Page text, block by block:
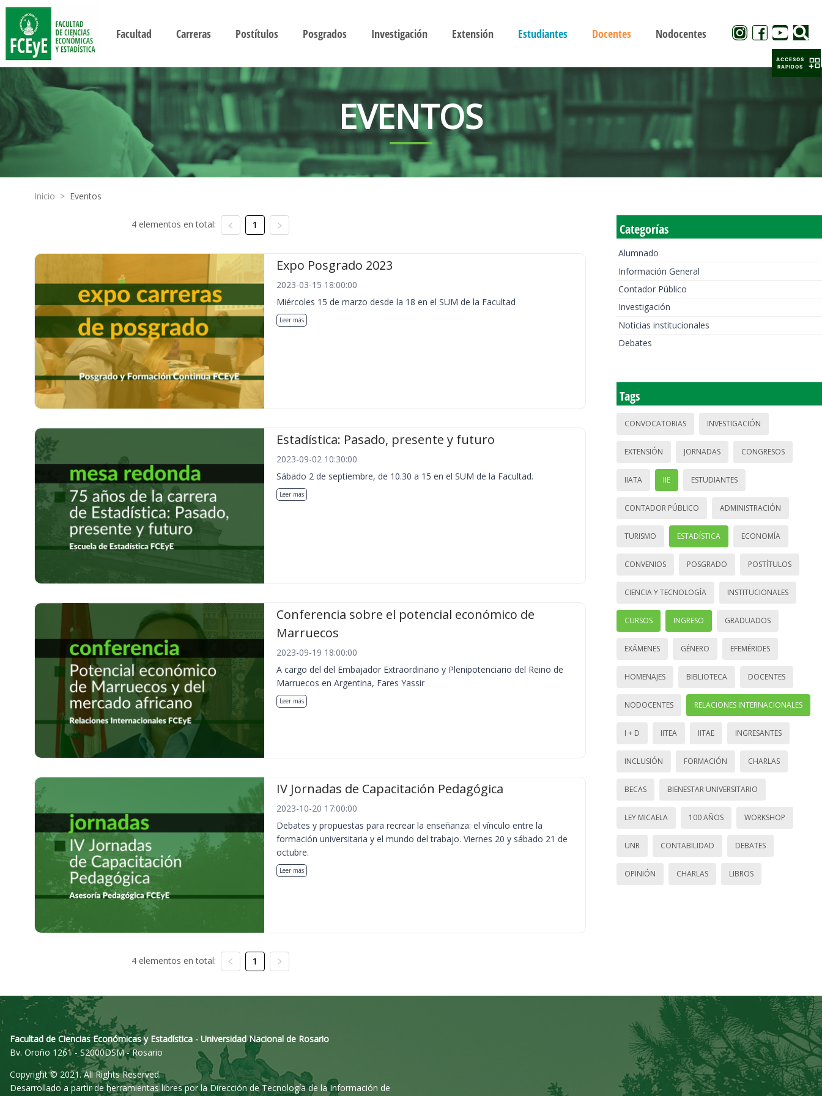
Facultad Carreras Postítulos Posgrados Investigación Extensión Estudiantes Docentes Nodocentes
EVENTOS
Inicio > Eventos
4 elementos en total: 1
Expo Posgrado 2023
2023-03-15 18:00:00
Miércoles 15 de marzo desde la 18 en el SUM de la Facultad
Leer más
Estadística: Pasado, presente y futuro
2023-09-02 10:30:00
Sábado 2 de septiembre, de 10.30 a 15 en el SUM de la Facultad.
Leer más
Conferencia sobre el potencial económico de
Marruecos
2023-09-19 18:00:00
A cargo del del Embajador Extraordinario y Plenipotenciario del Reino de
Marruecos en Argentina, Fares Yassir
Leer más
IV Jornadas de Capacitación Pedagógica
2023-10-20 17:00:00
Debates y propuestas para recrear la enseñanza: el vínculo entre la
formación universitaria y el mundo del trabajo. Viernes 20 y sábado 21 de
octubre.
Leer más
4 elementos en total: 1
Categorías
Alumnado
Información General
Contador Público
Investigación
Noticias institucionales
Debates
Tags
CONVOCATORIAS INVESTIGACIÓN
EXTENSIÓN JORNADAS CONGRESOS
IIATA IIE ESTUDIANTES
CONTADOR PÚBLICO ADMINISTRACIÓN
TURISMO ESTADÍSTICA ECONOMÍA
CONVENIOS POSGRADO POSTÍTULOS
CIENCIA Y TECNOLOGÍA INSTITUCIONALES
CURSOS INGRESO GRADUADOS
EXÁMENES GÉNERO EFEMÉRIDES
HOMENAJES BIBLIOTECA DOCENTES
NODOCENTES RELACIONES INTERNACIONALES
I + D IITEA IITAE INGRESANTES
INCLUSIÓN FORMACIÓN CHARLAS
BECAS BIENESTAR UNIVERSITARIO
LEY MICAELA 100 AÑOS WORKSHOP
UNR CONTABILIDAD DEBATES
OPINIÓN CHARLAS LIBROS
Facultad de Ciencias Económicas y Estadística - Universidad Nacional de Rosario
Bv. Oroño 1261 - S2000DSM - Rosario
Copyright © 2021. All Rights Reserved.
Desarrollado a partir de herramientas libres por la Dirección de Tecnología de la Información de
ACCESOS
RAPIDOS